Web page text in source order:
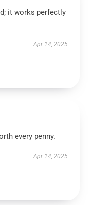
it works perfectly
Apr 14, 2025
every penny.
Apr 14, 2025